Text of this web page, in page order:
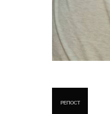
РЕПОСТ